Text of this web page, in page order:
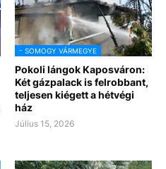
- SOMOGY VÁRMEGYE
Pokoli lángok Kaposváron:
Két gázpalack is felrobbant,
teljesen kiégett a hétvégi
ház
Július 15, 2026